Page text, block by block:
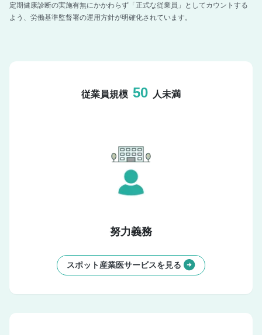
定期健康診断の実施有無にかかわらず「正式な従業員」としてカウントする
よう、労働基準監督署の運用方針が明確化されています。
従業員規模 50 人未満
努力義務
スポット産業医サービスを見る